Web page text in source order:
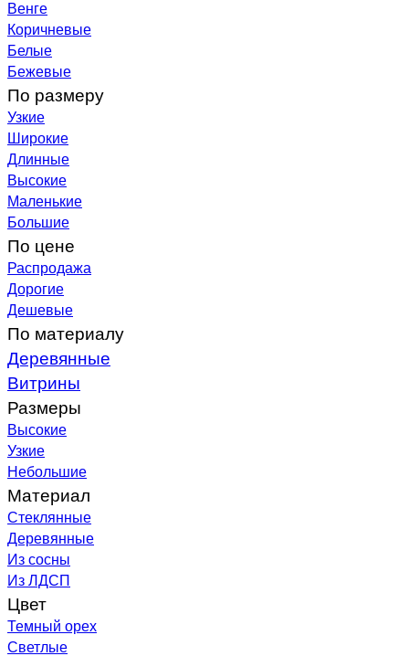
Венге
Коричневые
Белые
Бежевые
По размеру
Узкие
Широкие
Длинные
Высокие
Маленькие
Большие
По цене
Распродажа
Дорогие
Дешевые
По материалу
Деревянные
Витрины
Размеры
Высокие
Узкие
Небольшие
Материал
Стеклянные
Деревянные
Из сосны
Из ЛДСП
Цвет
Темный орех
Светлые